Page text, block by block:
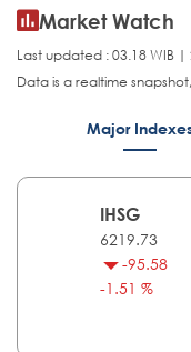
Market Watch
Last updated : 03.18 WIB
Data is a realtime
Major
IHSG
6219.73
-95.58
-1.51 %